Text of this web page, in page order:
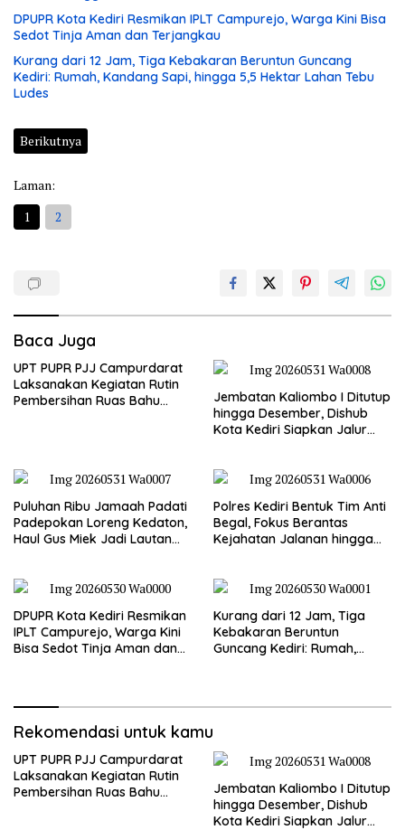
DPUPR Kota Kediri Resmikan IPLT Campurejo, Warga Kini Bisa
Sedot Tinja Aman dan Terjangkau
Kurang dari 12 Jam, Tiga Kebakaran Beruntun Guncang
Kediri: Rumah, Kandang Sapi, hingga 5,5 Hektar Lahan Tebu
Ludes
Berikutnya
Laman:
1
2
Baca Juga
UPT PUPR PJJ Campurdarat
Laksanakan Kegiatan Rutin
Pembersihan Ruas Bahu
Jembatan Kaliombo I Ditutup
hingga Desember, Dishub
Kota Kediri Siapkan Jalur
Puluhan Ribu Jamaah Padati
Padepokan Loreng Kedaton,
Haul Gus Miek Jadi Lautan
Polres Kediri Bentuk Tim Anti
Begal, Fokus Berantas
Kejahatan Jalanan hingga
DPUPR Kota Kediri Resmikan
IPLT Campurejo, Warga Kini
Bisa Sedot Tinja Aman dan
Kurang dari 12 Jam, Tiga
Kebakaran Beruntun
Guncang Kediri: Rumah,
Rekomendasi untuk kamu
UPT PUPR PJJ Campurdarat
Laksanakan Kegiatan Rutin
Pembersihan Ruas Bahu
Jembatan Kaliombo I Ditutup
hingga Desember, Dishub
Kota Kediri Siapkan Jalur